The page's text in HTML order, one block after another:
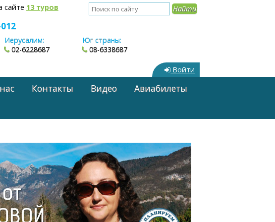
сайте 13 туров
Иерусалим:
02-6228687
Юг страны:
08-6338687
Войти
Контакты Видео
Авиабилеты